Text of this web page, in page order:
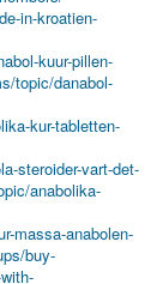
in-kroatien-
kuur-pillen-
topic/danabol-
kur-tabletten-
steroider-vart-det-
anabolika-
massa-anabolen-
buy-